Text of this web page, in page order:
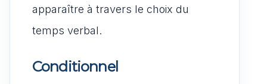
apparaître à travers le choix du
temps verbal.
Conditionnel